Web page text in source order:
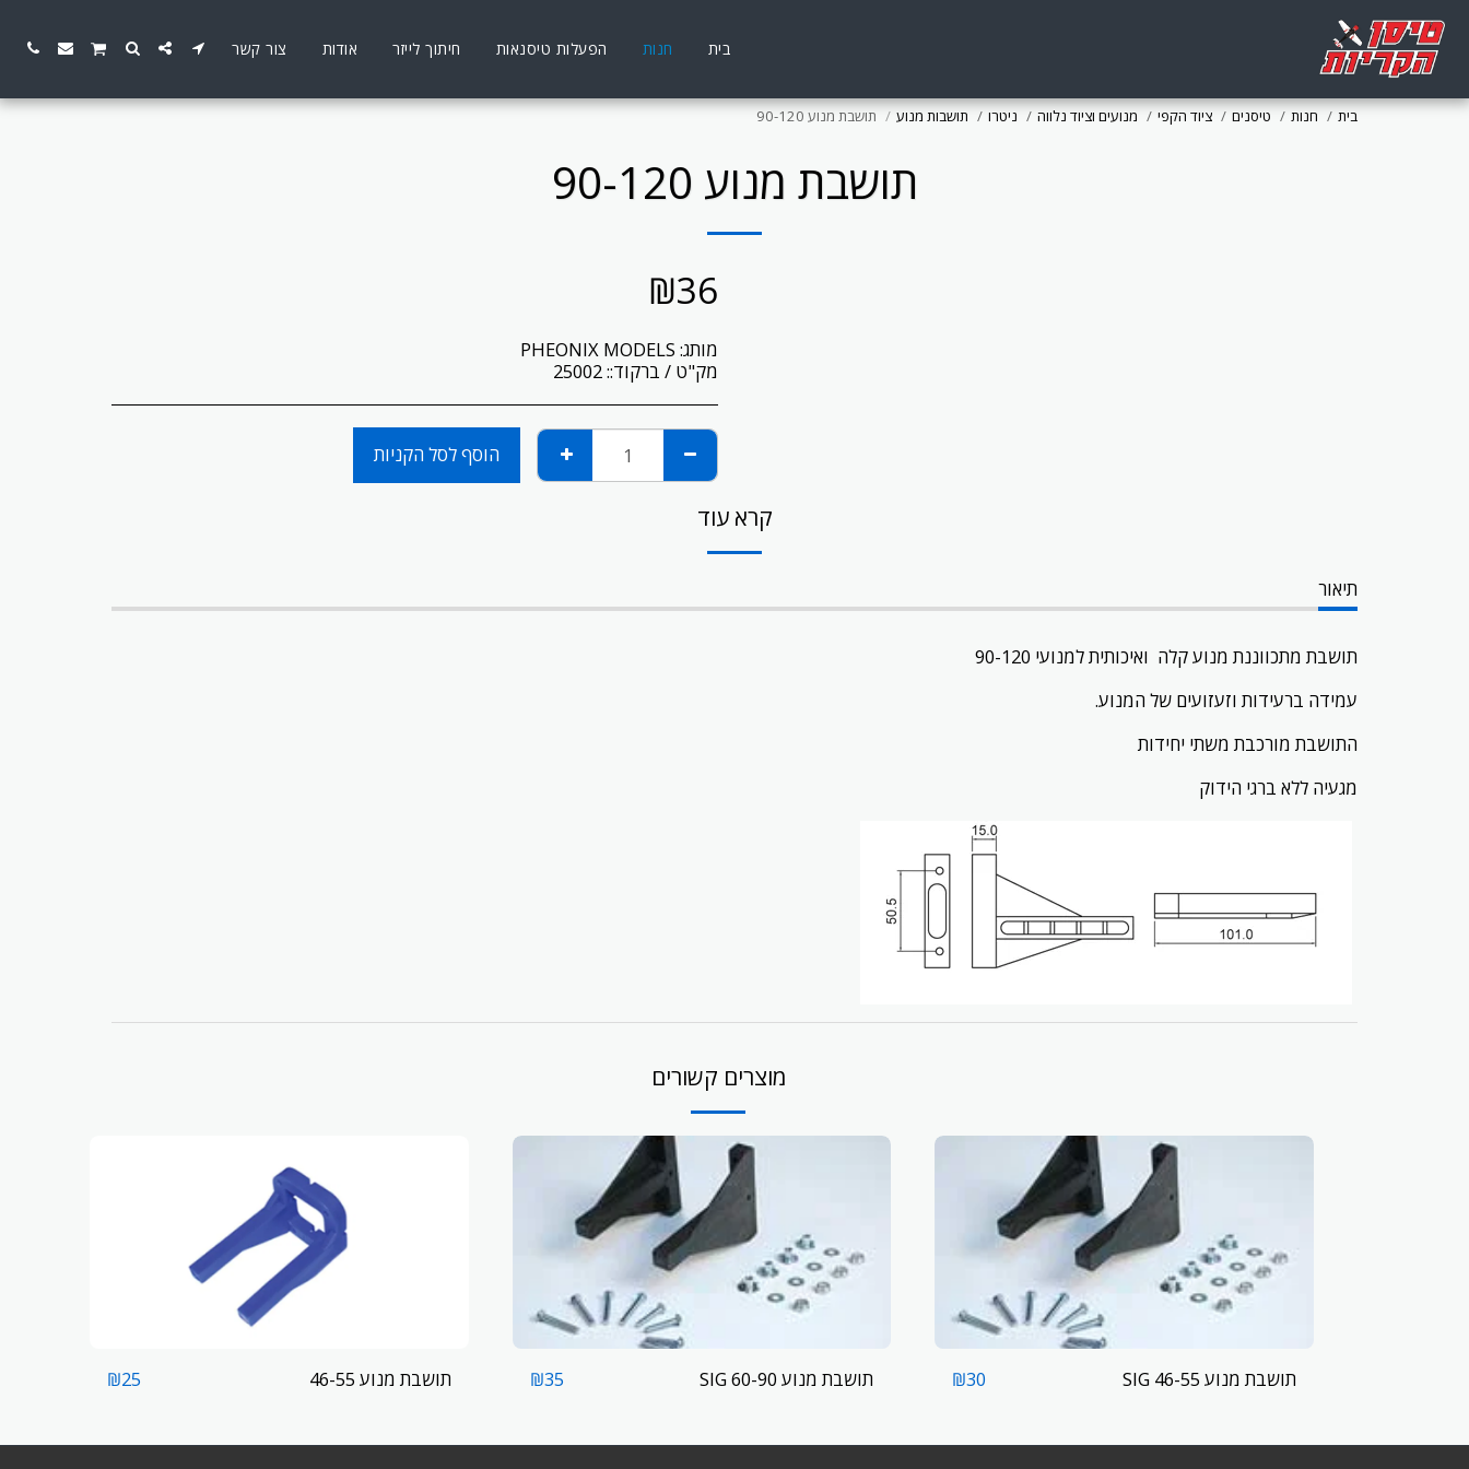
בית חנות הפעלות טיסנאות חיתוך לייזר אודות צור קשר
בית חנות טיסנים ציוד הקפי מנועים וציוד נלווה ניטרו תושבות מנוע תושבת מנוע 90-120
תושבת מנוע 90-120
₪36
מותג: PHEONIX MODELS
מק"ט / ברקוד::25002
הוסף לסל הקניות
קרא עוד
תיאור
תושבת מתכווננת מנוע קלה ואיכותית למנועי 90-120
עמידה ברעידות וזעזועים של המנוע.
התושבת מורכבת משתי יחידות
מגעיה ללא ברגי הידוק
מוצרים קשורים
תושבת מנוע 46-55 SIG ₪30 תושבת מנוע 60-90 SIG ₪35 תושבת מנוע 46-55 ₪25